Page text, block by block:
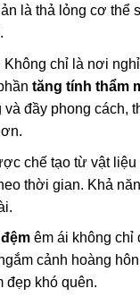
là thả lỏng cơ thể
Không chỉ là nơi
tăng tính thẩm
đầy phong cách,
chế tạo từ vật
thời gian. Khả
êm ái không chỉ
cảnh hoàng
đẹp khó quên.